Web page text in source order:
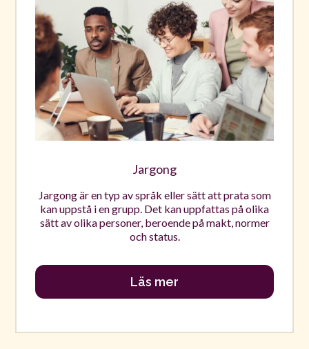
Jargong
Jargong är en typ av språk eller sätt att prata som
kan uppstå i en grupp. Det kan uppfattas på olika
sätt av olika personer, beroende på makt, normer
och status.
Läs mer